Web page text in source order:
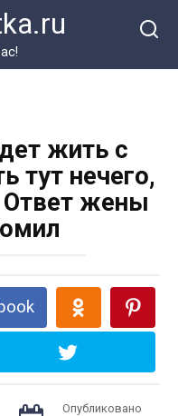
жить с
тут нечего,
Ответ жены
Опубликовано